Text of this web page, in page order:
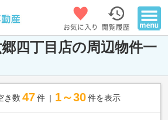
四丁目店の周辺物件一
き数 47 件 1～30 件を表示